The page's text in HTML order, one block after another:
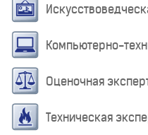
Компьютерно-
Оценочная
Техническая